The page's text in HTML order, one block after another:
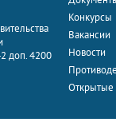
доп. 4200
Конкурсы
Вакансии
Новости